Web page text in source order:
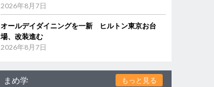
2026年8月7日
オールデイダイニングを一新 ヒルトン東京お台
場、改装進む
2026年8月7日
まめ学 もっと見る